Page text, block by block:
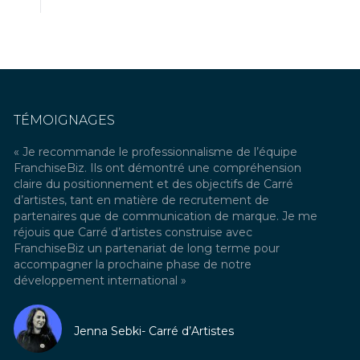
TÉMOIGNAGES
« Je recommande le professionnalisme de l’équipe
FranchiseBiz. Ils ont démontré une compréhension
claire du positionnement et des objectifs de Carré
d’artistes, tant en matière de recrutement de
partenaires que de communication de marque. Je me
réjouis que Carré d’artistes construise avec
FranchiseBiz un partenariat de long terme pour
accompagner la prochaine phase de notre
développement international »
Jenna Sebki- Carré d’Artistes